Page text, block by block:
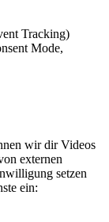
Tracking)
Mode,
wir dir Videos
externen
setzen
ein: